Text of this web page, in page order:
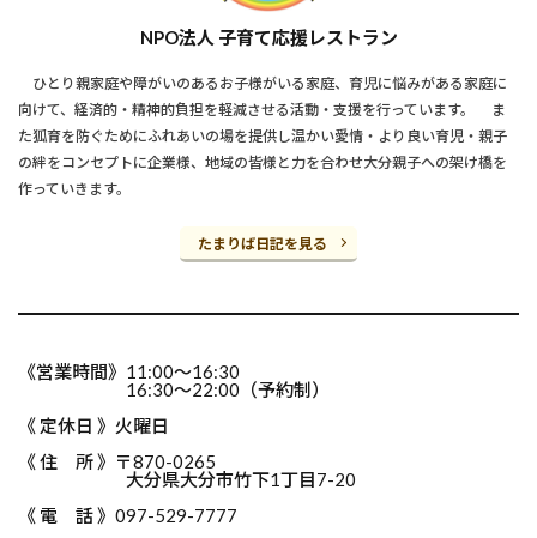
NPO法人 子育て応援レストラン
ひとり親家庭や障がいのあるお子様がいる家庭、育児に悩みがある家庭に
向けて、経済的・精神的負担を軽減させる活動・支援を行っています。 ま
た狐育を防ぐためにふれあいの場を提供し温かい愛情・より良い育児・親子
の絆をコンセプトに企業様、地域の皆様と力を合わせ大分親子への架け橋を
作っていきます。
たまりば日記を見る
《営業時間》11:00～16:30
16:30～22:00（予約制）
《 定休日 》火曜日
《 住 所 》〒870-0265
大分県大分市竹下1丁目7-20
《 電 話 》097-529-7777